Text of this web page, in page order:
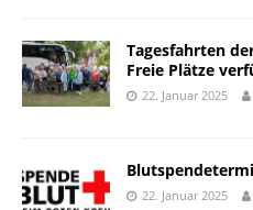
Tagesfahrten
Freie Plätze
22. Januar 2025
22. Januar 2025